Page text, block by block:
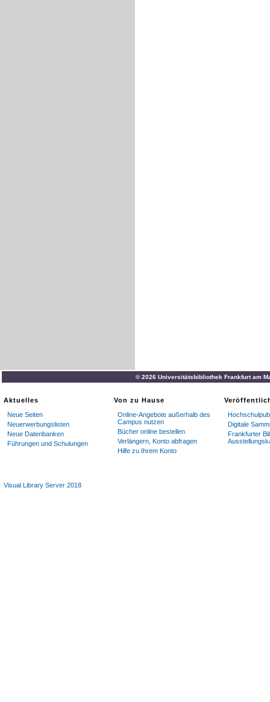
© 2026 Universitätsbibliothek Frankfurt am
Aktuelles
Neue Seiten
Neuerwerbungslisten
Neue Datenbanken
Führungen und Schulungen
Von zu Hause
Online-Angebote außerhalb des
Campus nutzen
Bücher online bestellen
Verlängern, Konto abfragen
Hilfe zu Ihrem Konto
Digitale
Frankfurter
Visual Library Server 2018